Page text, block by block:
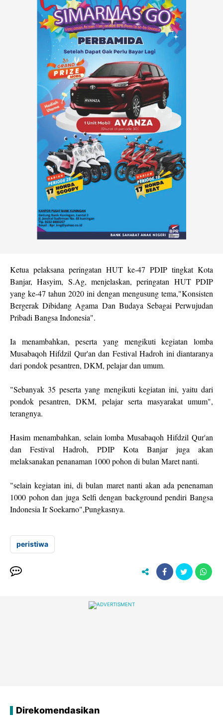
Ketua pelaksana peringatan HUT ke-47 PDIP tingkat Kota
Banjar, Hasyim, S.Ag, menjelaskan, peringatan HUT PDIP
yang ke-47 tahun 2020 ini dengan mengusung tema,"Konsisten
Bergerak Dibidang Agama Dan Budaya Sebagai Perwujudan
Pribadi Bangsa Indonesia".
Ia menambahkan, peserta yang mengikuti kegiatan lomba
Musabaqoh Hifdzil Qur'an dan Festival Hadroh ini diantaranya
dari pondok pesantren, DKM, pelajar dan umum.
"Sebanyak 35 peserta yang mengikuti kegiatan ini, yaitu dari
pondok pesantren, DKM, pelajar serta masyarakat umum",
terangnya.
Hasim menambahkan, selain lomba Musabaqoh Hifdzil Qur'an
dan Festival Hadroh, PDIP Kota Banjar juga akan
melaksanakan penanaman 1000 pohon di bulan Maret nanti.
"selain kegiatan ini, di bulan maret nanti akan ada penenaman
1000 pohon dan juga Selfi dengan background pendiri Bangsa
Indonesia Ir Soekarno",Pungkasnya.
peristiwa
Direkomendasikan